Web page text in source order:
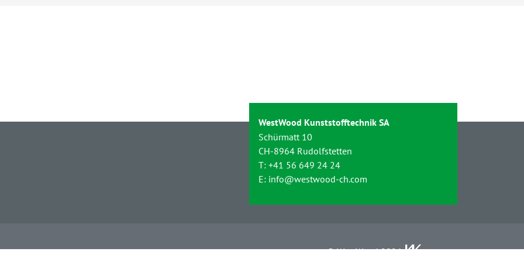
WestWood Kunststofftechnik SA
Schürmatt 10
CH-8964 Rudolfstetten
T: +41 56 649 24 24
E: info@westwood-ch.com
© WestWood 2026